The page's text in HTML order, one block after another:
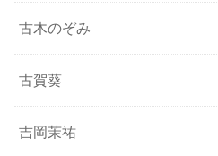
古木のぞみ
古賀葵
吉岡茉祐